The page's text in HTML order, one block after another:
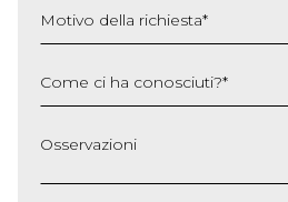
Motivo della richiesta*
Come ci ha conosciuti?*
Osservazioni